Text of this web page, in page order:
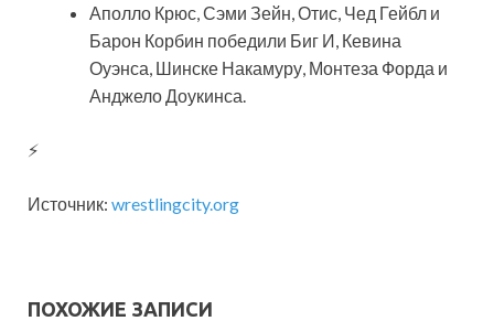
Аполло Крюс, Сэми Зейн, Отис, Чед Гейбл и
Барон Корбин победили Биг И, Кевина
Оуэнса, Шинске Накамуру, Монтеза Форда и
Анджело Доукинса.
⚡
Источник: wrestlingcity.org
ПОХОЖИЕ ЗАПИСИ